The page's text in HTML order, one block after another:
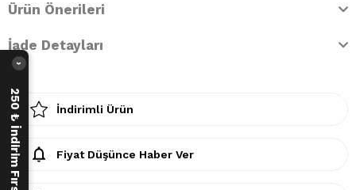
Ürün Önerileri
İade Detayları
İndirimli Ürün
Fiyat Düşünce Haber Ver
250 ₺ İndirim Fırsatı
›